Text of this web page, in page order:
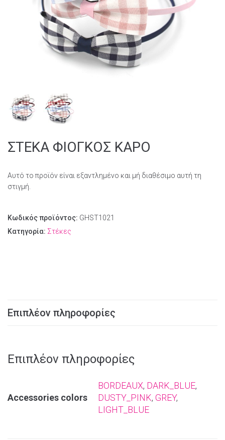
ΣΤΕΚΑ ΦΙΟΓΚΟΣ ΚΑΡΟ
Αυτό το προϊόν είναι εξαντλημένο και μή διαθέσιμο αυτή τη
στιγμή.
Κωδικός προϊόντος: GHST1021
Κατηγορία: Στέκες
Επιπλέον πληροφορίες
Επιπλέον πληροφορίες
Αccessories colors
BORDEAUX, DARK_BLUE,
DUSTY_PINK, GREY,
LIGHT_BLUE